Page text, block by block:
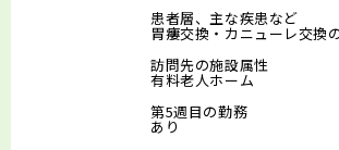
患者層、主な疾患など
胃瘻交換・カニューレ交換
訪問先の施設属性
有料老人ホーム
第5週目の勤務
あり